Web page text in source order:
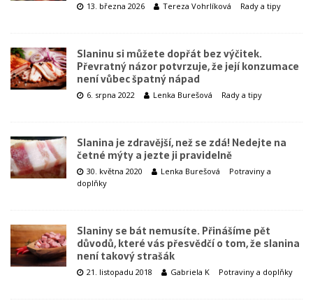
13. března 2026 Tereza Vohrlíková Rady a tipy
Slaninu si můžete dopřát bez výčitek.
Převratný názor potvrzuje, že její konzumace
není vůbec špatný nápad
6. srpna 2022 Lenka Burešová Rady a tipy
Slanina je zdravější, než se zdá! Nedejte na
četné mýty a jezte ji pravidelně
30. května 2020 Lenka Burešová
Potraviny a
doplňky
Slaniny se bát nemusíte. Přinášíme pět
důvodů, které vás přesvědčí o tom, že slanina
není takový strašák
21. listopadu 2018 Gabriela K Potraviny a doplňky